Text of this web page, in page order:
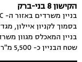
הקישון 8 בני-ברק
בניין משרדים באזור ה- BBC בבני ברק
בסמוך לקניון איילון,
בניין המאכלס מגוון
שטח הבניין כ- 5,500 מ"ר